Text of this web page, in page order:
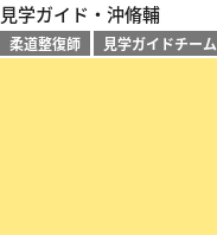
見学ガイド・沖脩輔
柔道整復師 見学ガイドチーム